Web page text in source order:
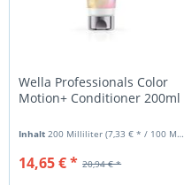
Wella Professionals Color
Motion+ Conditioner 200ml
Inhalt200 Milliliter(7,33 € * / 100 Milliliter)
20,94 € *
14,65 € *